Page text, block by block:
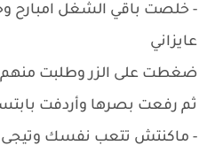
- خلصت باقي الشغل امبارح
عايزاني
ضغطت على الزر وطلبت منهم
ثم رفعت بصرها وأردفت
- ماكنتش تتعب نفسك وتيجى